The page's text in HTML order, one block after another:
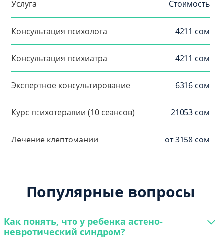
Услуга Стоимость
Консультация психолога 4211 сом
Консультация психиатра 4211 сом
Экспертное консультирование 6316 сом
Курс психотерапии (10 сеансов) 21053 сом
Лечение клептомании от 3158 сом
Популярные вопросы
Как понять, что у ребенка астено-
невротический синдром?